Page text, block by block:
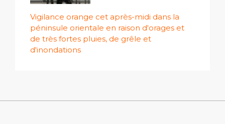
Vigilance orange cet après-midi dans la
péninsule orientale en raison d'orages et
de très fortes pluies, de grêle et
d'inondations